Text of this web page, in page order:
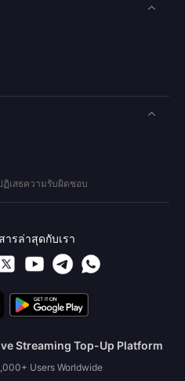
เสธความรับผิดชอบ
รล่าสุดกับเรา
Streaming Top-Up Platform
Users Worldwide